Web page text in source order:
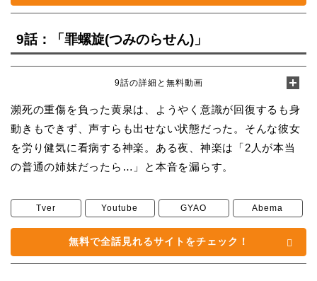
9話：「罪螺旋(つみのらせん)」
9話の詳細と無料動画
瀕死の重傷を負った黄泉は、ようやく意識が回復するも身
動きもできず、声すらも出せない状態だった。そんな彼女
を労り健気に看病する神楽。ある夜、神楽は「2人が本当
の普通の姉妹だったら…」と本音を漏らす。
Tver Youtube GYAO Abema
無料で全話見れるサイトをチェック！